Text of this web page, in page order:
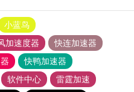
小蓝鸟
加速度器
快连加速器
快鸭加速器
软件中心
雷霆加速